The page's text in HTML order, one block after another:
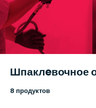
Шпаклeвочное
8 продуктов